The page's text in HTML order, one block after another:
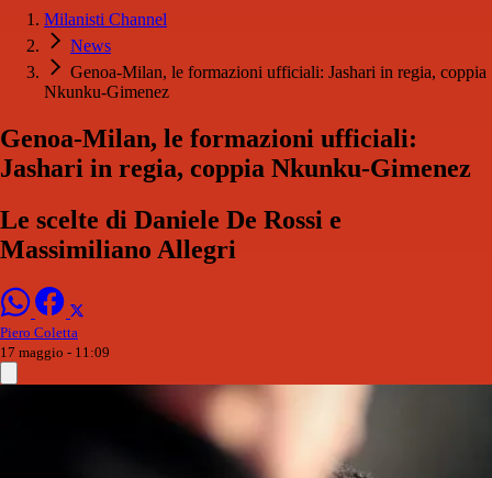
Milanisti Channel
News
Genoa-Milan, le formazioni ufficiali: Jashari in regia, coppia
Nkunku-Gimenez
Genoa-Milan, le formazioni ufficiali:
Jashari in regia, coppia Nkunku-Gimenez
Le scelte di Daniele De Rossi e
Massimiliano Allegri
Piero Coletta
17 maggio - 11:09